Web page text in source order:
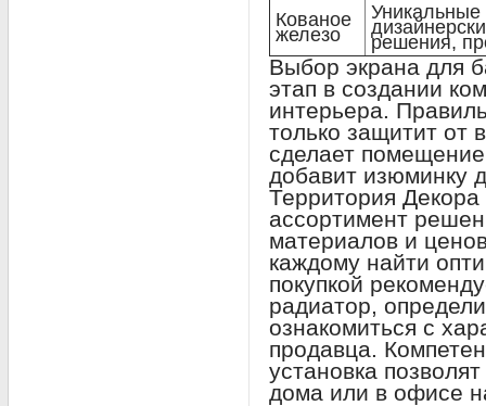
Кованое
железо
Уникальные
решения,
Выбор экрана для
этап в создании
интерьера.
только защитит от
сделает
добавит изюминку
Территория
ассортимент
материалов и
каждому найти
покупкой
радиатор,
ознакомиться с
продавца.
установка
дома или в офисе